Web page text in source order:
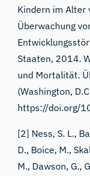
Kindern im Alter
Überwachung
Staaten, 2014.
und Mortalität.
(Washington,
https://doi.org/
[2] Ness, S. L.,
D., Boice, M.,
M., Dawson, G.,